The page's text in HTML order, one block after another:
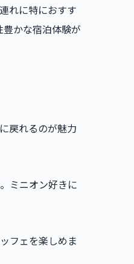
れに特におすす
かな宿泊体験が
戻れるのが魅力
ミニオン好きに
フェを楽しめま